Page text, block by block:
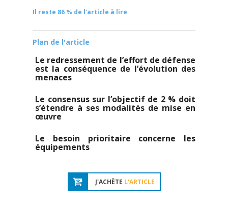
Il reste 86 % de l'article à lire
Plan de l'article
Le redressement de l’effort de défense
est la conséquence de l’évolution des
menaces
Le consensus sur l’objectif de 2 % doit
s’étendre à ses modalités de mise en
œuvre
Le besoin prioritaire concerne les
équipements
J'ACHÈTE L'ARTICLE